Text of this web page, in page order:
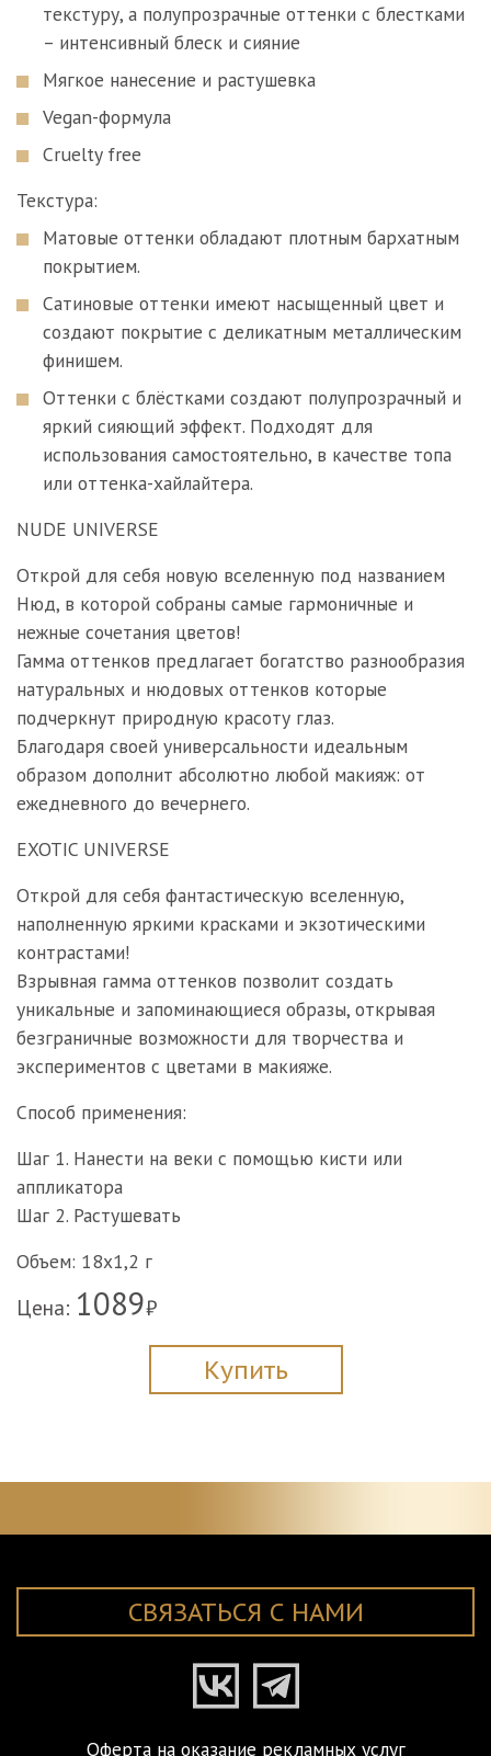
текстуру, а полупрозрачные оттенки с блестками
– интенсивный блеск и сияние
Мягкое нанесение и растушевка
Vegan-формула
Cruelty free
Текстура:
Матовые оттенки обладают плотным бархатным
покрытием.
Сатиновые оттенки имеют насыщенный цвет и
создают покрытие с деликатным металлическим
финишем.
Оттенки с блёстками создают полупрозрачный и
яркий сияющий эффект. Подходят для
использования самостоятельно, в качестве топа
или оттенка-хайлайтера.
NUDE UNIVERSE
Открой для себя новую вселенную под названием
Нюд, в которой собраны самые гармоничные и
нежные сочетания цветов!
Гамма оттенков предлагает богатство разнообразия
натуральных и нюдовых оттенков которые
подчеркнут природную красоту глаз.
Благодаря своей универсальности идеальным
образом дополнит абсолютно любой макияж: от
ежедневного до вечернего.
EXOTIC UNIVERSE
Открой для себя фантастическую вселенную,
наполненную яркими красками и экзотическими
контрастами!
Взрывная гамма оттенков позволит создать
уникальные и запоминающиеся образы, открывая
безграничные возможности для творчества и
экспериментов с цветами в макияже.
Способ применения:
Шаг 1. Нанести на веки с помощью кисти или
аппликатора
Шаг 2. Растушевать
Объем: 18х1,2 г
Цена: 1089₽
Купить
СВЯЗАТЬСЯ С НАМИ
Оферта на оказание рекламных услуг